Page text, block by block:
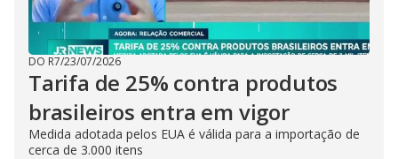
DO R7/23/07/2026
Tarifa de 25% contra produtos
brasileiros entra em vigor
Medida adotada pelos EUA é válida para a importação de
cerca de 3.000 itens